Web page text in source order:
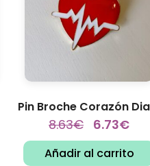
8.63€ 6.73€
Añadir al carrito